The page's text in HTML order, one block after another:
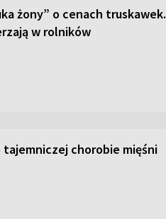
żony” o cenach truskawek.
w rolników
tajemniczej chorobie mięśni